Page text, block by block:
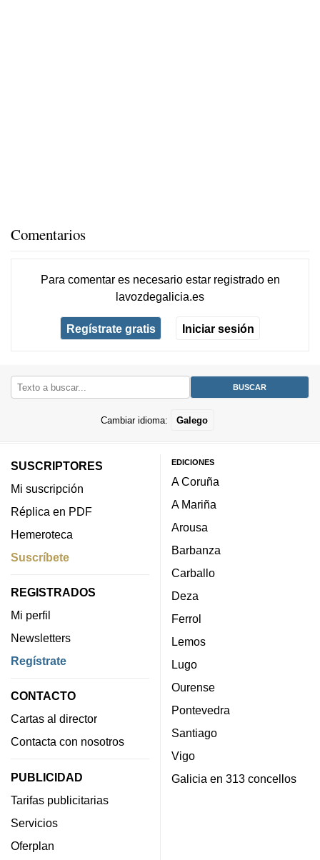
Comentarios
Para comentar es necesario estar registradoen
lavozdegalicia.es
Regístrate gratis Iniciar sesión
Cambiar idioma: Galego
SUSCRIPTORES
Mi suscripción
Réplica en PDF
Hemeroteca
Suscríbete
REGISTRADOS
Mi perfil
Newsletters
Regístrate
CONTACTO
Cartas al director
Contacta con nosotros
PUBLICIDAD
Tarifas publicitarias
Servicios
Oferplan
EDICIONES
A Coruña
A Mariña
Arousa
Barbanza
Carballo
Deza
Ferrol
Lemos
Lugo
Ourense
Pontevedra
Santiago
Vigo
Galicia en 313 concellos